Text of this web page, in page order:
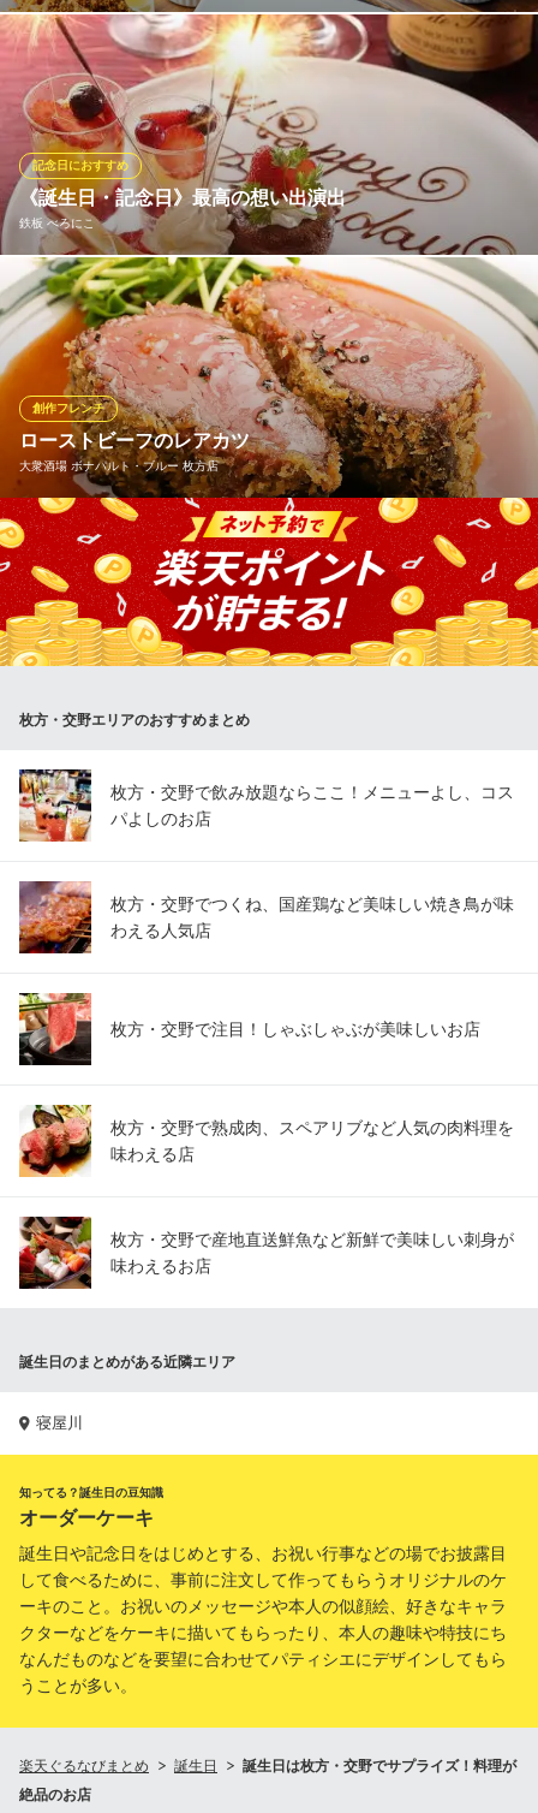
記念日にはスタッフが全力でお手伝いいたします！記念日に最適
なサプライズプレート付きのコースもご用意◎もちろん、プレー
トだけもご用意も可能です！メッセージプレートのみ0円、豪華な
プレートは1,500円でご予算に応じてご用意いたします！お気軽に
お問い合わせください♪
ダイニングレストランTUKUNAGE ビリヤード＆ダーツ枚方
店
枚方市駅ダイニングバー
京阪交野線枚方市駅 徒歩2分
大阪府枚方市新町1-2-10 枚方テイク･スリービル3F
《誕生日・記念日》最高の想い出演出
鉄板 べろにこ
記念日におすすめ
記念日や誕生日には手作りデザートプレート&記念写真で最高の想
い出を演出 事前にご予約くださいませ
鉄板 べろにこ
鹿児島産ざき牛鉄板焼き
京阪本線香里園駅 徒歩20分
大阪府枚方市東香里2-1-19
ローストビーフのレアカツ
大衆酒場 ボナパルト・ブルー 枚方店
創作フレンチ
ボナパルト・ブルー名物！ シェフ自慢の一品。ランチでも、ディ
ナーでもお楽しみいただけます！ボナパルト・ブルーにきたらぜ
ひ味わっていただきたい、こだわりの詰まったレアカツです！ お
肉本来の旨味をぎゅっと閉じ込めた至福の一品。あなたの口の中
で革命が起こる！？
枚方フレンチ大衆酒場
大阪府枚方市岡東町19-1 枚方モール 1Fヨイヨイ
枚方・交野エリアのおすすめまとめ
枚方・交野で飲み放題ならここ！メニューよし、コス
パよしのお店
枚方・交野でつくね、国産鶏など美味しい焼き鳥が味
わえる人気店
枚方・交野で注目！しゃぶしゃぶが美味しいお店
枚方・交野で熟成肉、スペアリブなど人気の肉料理を
味わえる店
枚方・交野で産地直送鮮魚など新鮮で美味しい刺身が
味わえるお店
誕生日のまとめがある近隣エリア
寝屋川
知ってる？誕生日の豆知識
オーダーケーキ
誕生日や記念日をはじめとする、お祝い行事などの場でお披露目
して食べるために、事前に注文して作ってもらうオリジナルのケ
ーキのこと。お祝いのメッセージや本人の似顔絵、好きなキャラ
クターなどをケーキに描いてもらったり、本人の趣味や特技にち
なんだものなどを要望に合わせてパティシエにデザインしてもら
うことが多い。
楽天ぐるなびまとめ 誕生日
誕生日は枚方・交野でサプライズ！料理が
絶品のお店